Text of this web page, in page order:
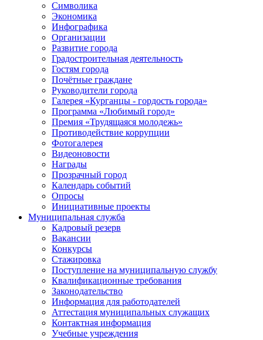
Символика
Экономика
Инфографика
Организации
Развитие города
Градостроительная деятельность
Гостям города
Почётные граждане
Руководители города
Галерея «Курганцы - гордость города»
Программа «Любимый город»
Премия «Трудящаяся молодежь»
Противодействие коррупции
Фотогалерея
Видеоновости
Награды
Прозрачный город
Календарь событий
Опросы
Инициативные проекты
Муниципальная служба
Кадровый резерв
Вакансии
Конкурсы
Стажировка
Поступление на муниципальную службу
Квалификационные требования
Законодательство
Информация для работодателей
Аттестация муниципальных служащих
Контактная информация
Учебные учреждения